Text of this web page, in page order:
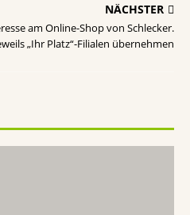
NÄCHSTER
am Online-Shop von Schlecker.
„Ihr Platz“-Filialen übernehmen